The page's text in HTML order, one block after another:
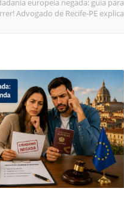
europeia negada: guia para
Advogado de Recife-PE explica